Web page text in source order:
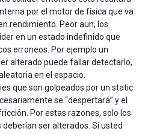
por el motor de física que va
rendimiento. Peor aun, los
en un estado indefinido que
erroneos. Por ejemplo un
alterado puede fallar detectarlo,
en el espacio.
que son golpeados por un static
se “despertará” y el
Por estas razones, solo los
ser alterados. Si usted